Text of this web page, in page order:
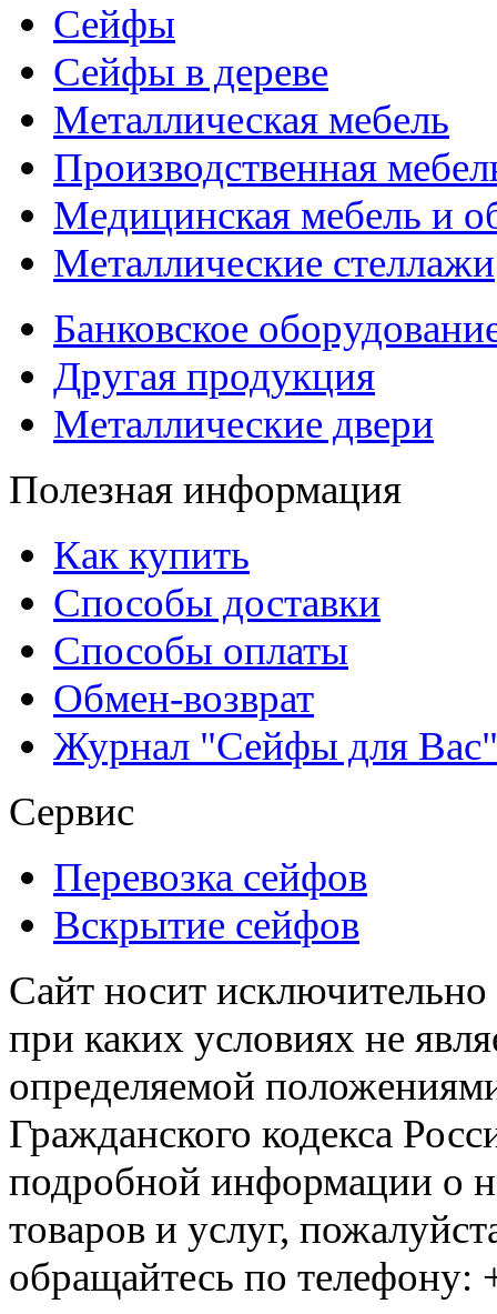
Сейфы
Сейфы в дереве
Металлическая мебель
Производственная
Медицинская мебель и
Металлические стеллажи
Банковское
Другая продукция
Металлические двери
Полезная информация
Как купить
Способы доставки
Способы оплаты
Обмен-возврат
Журнал "Сейфы для Вас"
Сервис
Перевозка сейфов
Вскрытие сейфов
Сайт носит
при каких условиях не
определяемой
Гражданского кодекса
подробной информации о
товаров и услуг,
обращайтесь по